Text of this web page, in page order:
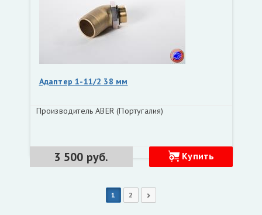
Адаптер 1-11/2 38 мм
Производитель ABER (Португалия)
3 500 руб. Купить
1 2